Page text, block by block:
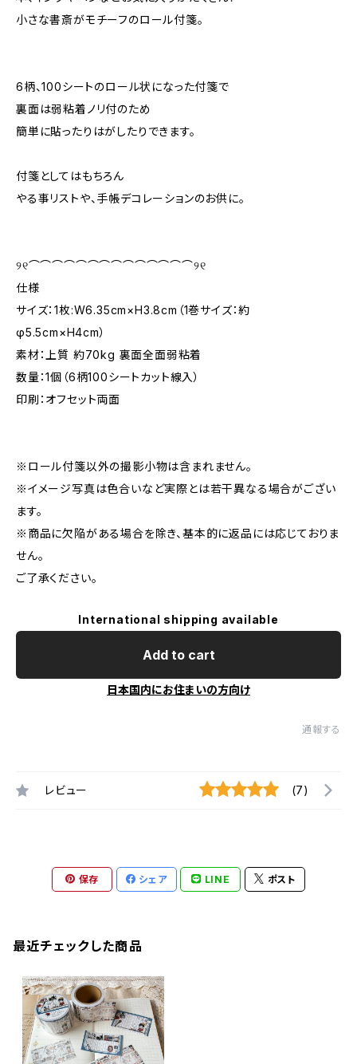
小さな書斎がモチーフのロール付箋。
6柄、100シートのロール状になった付箋で
裏面は弱粘着ノリ付のため
簡単に貼ったりはがしたりできます。
付箋としてはもちろん
やる事リストや、手帳デコレーションのお供に。
୨୧⌒⌒⌒⌒⌒⌒⌒⌒⌒⌒⌒⌒⌒⌒୨୧
仕様
サイズ：1枚:W6.35cm×H3.8cm（1巻サイズ：約
φ5.5cm×H4cm）
素材：上質 約70kg 裏面全面弱粘着
数量：1個（6柄100シートカット線入）
印刷：オフセット両面
※ロール付箋以外の撮影小物は含まれません。
※イメージ写真は色合いなど実際とは若干異なる場合がござい
ます。
※商品に欠陥がある場合を除き、基本的に返品には応じておりま
せん。
ご了承ください。
International shipping available
Add to cart
日本国内にお住まいの方向け
通報する
レビュー (7)
保存 シェア LINE ポスト
最近チェックした商品